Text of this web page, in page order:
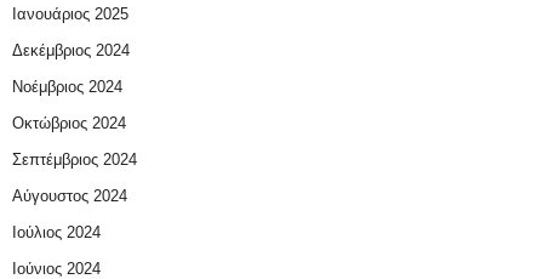
Ιανουάριος 2025
Δεκέμβριος 2024
Νοέμβριος 2024
Οκτώβριος 2024
Σεπτέμβριος 2024
Αύγουστος 2024
Ιούλιος 2024
Ιούνιος 2024